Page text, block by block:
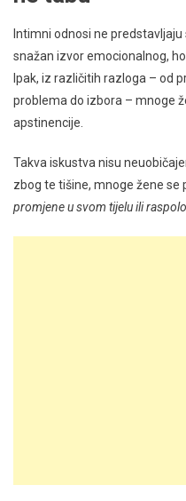
Intimni odnosi ne
snažan izvor emocionalnog,
Ipak, iz različitih razloga – od
problema do izbora – mnoge
apstinencije.
Takva iskustva nisu
zbog te tišine, mnoge žene se
promjene u svom tijelu ili